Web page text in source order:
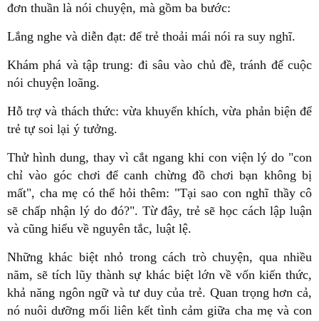
đơn thuần là nói chuyện, mà gồm ba bước:
Lắng nghe và diễn đạt: để trẻ thoải mái nói ra suy nghĩ.
Khám phá và tập trung: đi sâu vào chủ đề, tránh để cuộc
nói chuyện loãng.
Hỗ trợ và thách thức: vừa khuyến khích, vừa phản biện để
trẻ tự soi lại ý tưởng.
Thử hình dung, thay vì cắt ngang khi con viện lý do "con
chỉ vào góc chơi để canh chừng đồ chơi bạn không bị
mất", cha mẹ có thể hỏi thêm: "Tại sao con nghĩ thầy cô
sẽ chấp nhận lý do đó?". Từ đây, trẻ sẽ học cách lập luận
và cũng hiểu về nguyên tắc, luật lệ.
Những khác biệt nhỏ trong cách trò chuyện, qua nhiều
năm, sẽ tích lũy thành sự khác biệt lớn về vốn kiến thức,
khả năng ngôn ngữ và tư duy của trẻ. Quan trọng hơn cả,
nó nuôi dưỡng mối liên kết tình cảm giữa cha mẹ và con